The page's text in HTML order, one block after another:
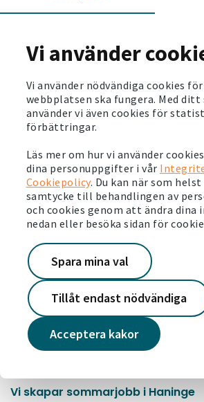
Vi använder
Vi använder nödvändiga cookies
webbplatsen ska fungera. Med ditt
använder vi även cookies för
förbättringar.
Läs mer om hur vi använder
dina personuppgifter i vår
Cookiepolicy. Du kan när som
samtycke till behandlingen av
och cookies genom att ändra
nedan eller besöka sidan för
Acceptera kakor
Spara mina val
Tillåt endast nödvändiga
Vänliga hälsningar
SENASTE NYTT
2021-06-24
Stort intresse för våra nya
Strömsnäsbruk
Läs mer
2021-06-23
Vi arrangerar fotbollsskola
Borås AIK
Läs mer
2021-06-21
Insats mot olovlig
Läs mer
Vi skapar sommarjobb i Haninge